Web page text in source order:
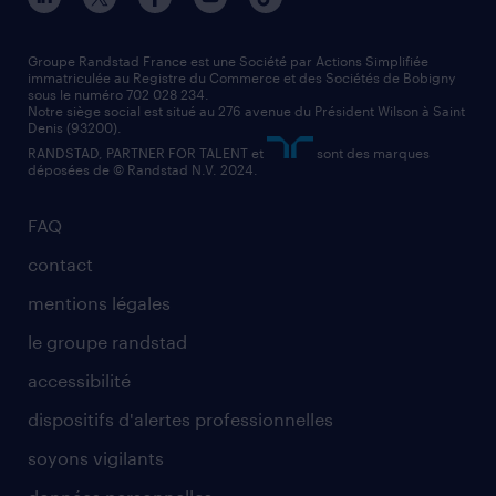
assistant administratif
comptable
faq intérim / recrutement
nos agences par région
nos cabinets de recrutement
FAQ
contact
mentions légales
le groupe randstad
accessibilité
dispositifs d'alertes professionnelles
soyons vigilants
Groupe Randstad France est une Société par Actions Simplifiée
immatriculée au Registre du Commerce et des Sociétés de Bobigny
sous le numéro 702 028 234.
Notre siège social est situé au 276 avenue du Président Wilson à Saint
Denis (93200).
RANDSTAD, PARTNER FOR TALENT et
sont des marques
déposées de © Randstad N.V. 2024.